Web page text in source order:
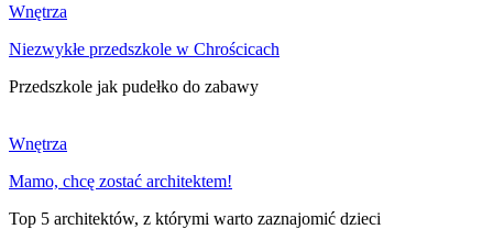
Wnętrza
Niezwykłe przedszkole w Chrościcach
Przedszkole jak pudełko do zabawy
Wnętrza
Mamo, chcę zostać architektem!
Top 5 architektów, z którymi warto zaznajomić dzieci